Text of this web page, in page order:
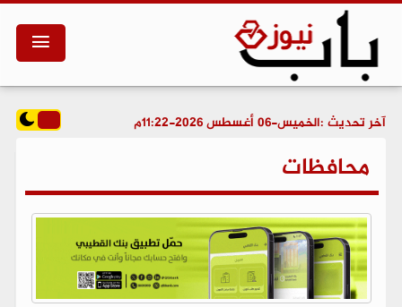
آخر تحديث :الخميس-06 أغسطس 2026-11:22م
محافظات